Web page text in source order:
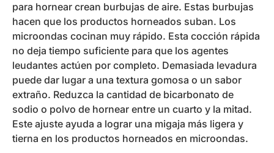
para hornear crean burbujas de aire. Estas burbujas
hacen que los productos horneados suban. Los
microondas cocinan muy rápido. Esta cocción rápida
no deja tiempo suficiente para que los agentes
leudantes actúen por completo. Demasiada levadura
puede dar lugar a una textura gomosa o un sabor
extraño. Reduzca la cantidad de bicarbonato de
sodio o polvo de hornear entre un cuarto y la mitad.
Este ajuste ayuda a lograr una migaja más ligera y
tierna en los productos horneados en microondas.